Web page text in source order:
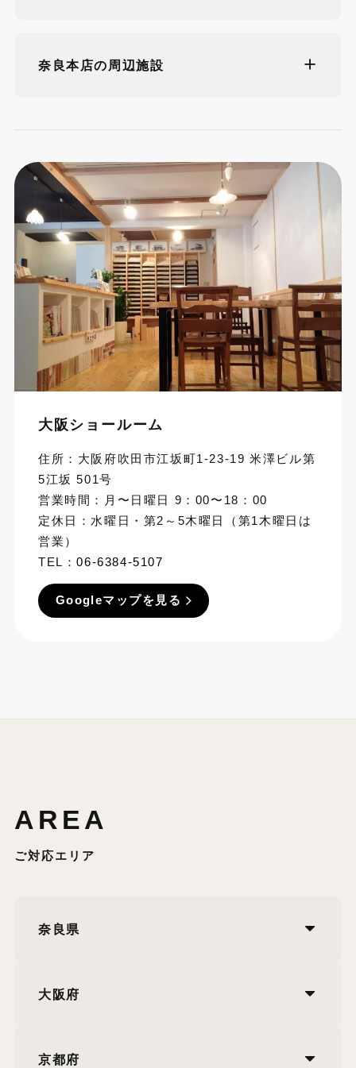
奈良本店の周辺施設
大阪ショールーム
住所：大阪府吹田市江坂町1-23-19 米澤ビル第
5江坂 501号
営業時間：月〜日曜日 9：00〜18：00
定休日：水曜日・第2～5木曜日（第1木曜日は
営業）
TEL：06-6384-5107
Googleマップを見る
AREA
ご対応エリア
奈良県
大阪府
京都府